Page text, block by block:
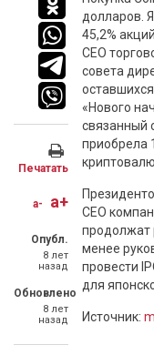
Печатать
a- a+
Опубл.
8 лет
назад
Обновлено
8 лет
назад
долларов.
45,2%
CEO
совета
«Нового
связанный
приобрела
CEO
продолжат
менее
провести
для
Источник: